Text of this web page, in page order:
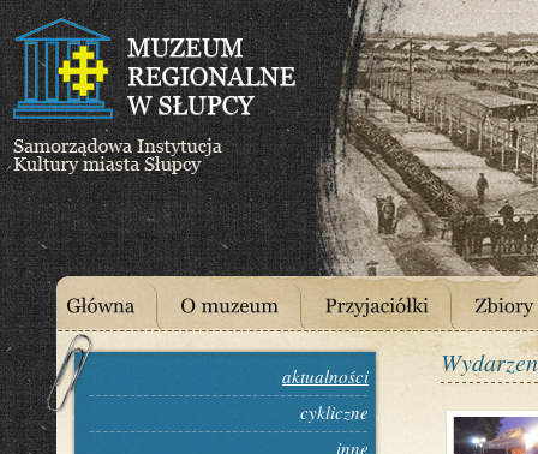
aktualności
cykliczne
inne